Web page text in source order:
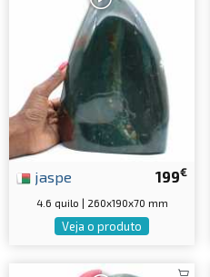
199€
jaspe
4.6 quilo | 260x190x70 mm
Veja o produto